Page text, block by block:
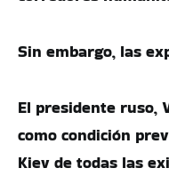
Sin embargo, las
El presidente ruso,
como condición
Kiev de todas las